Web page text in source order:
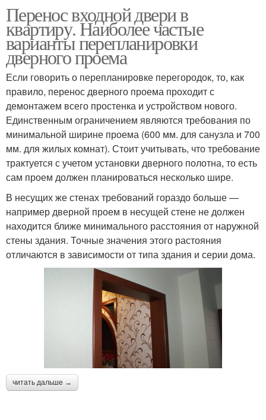
Перенос входной двери в
квартиру. Наиболее частые
варианты перепланировки
дверного проема
Если говорить о перепланировке перегородок, то, как
правило, перенос дверного проема проходит с
демонтажем всего простенка и устройством нового.
Единственным ограничением являются требования по
минимальной ширине проема (600 мм. для санузла и 700
мм. для жилых комнат). Стоит учитывать, что требование
трактуется с учетом установки дверного полотна, то есть
сам проем должен планироваться несколько шире.
В несущих же стенах требований гораздо больше —
например дверной проем в несущей стене не должен
находится ближе минимального расстояния от наружной
стены здания. Точные значения этого растояния
отличаются в зависимости от типа здания и серии дома.
читать дальше →